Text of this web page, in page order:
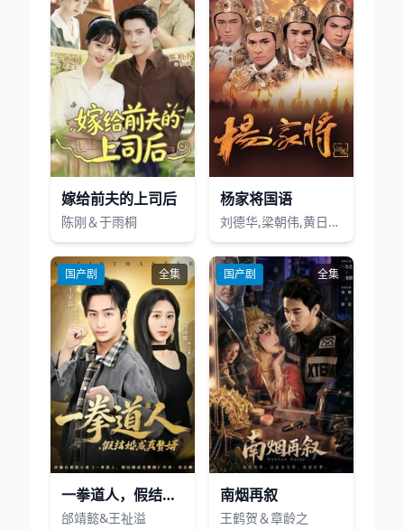
嫁给前夫的上司后
陈刚＆于雨桐
杨家将国语
刘德华,梁朝伟,黄日华,苗侨伟,汤镇业,李国麟,黎汉持,吴镇宇,李琳琳,戚美珍,庄静而,湘漪,商天娥,欧阳佩珊,毛舜筠,龚慈恩,刘嘉玲,汪明荃,曾华倩,陈荣峻,谢宁,周海媚,胡美仪,刘兆铭,骆应钧,陶大宇,叶天行,杨泽霖,刘江,许绍雄,秦煌,郭锋,周润发,谭炳文,刘丹,夏雨,李龙基,卢海鹏,秦沛,廖启智,吴孟达,杨盼盼,唐丽球,李香琴,郑裕玲,张曼玉,赵雅芝,邵美琪,万梓良,鲍方,黄允财
国产剧 全集
一拳道人，假结婚成真赘婿
邰靖懿&王祉溢
国产剧 全集
南烟再叙
王鹤贺＆章龄之